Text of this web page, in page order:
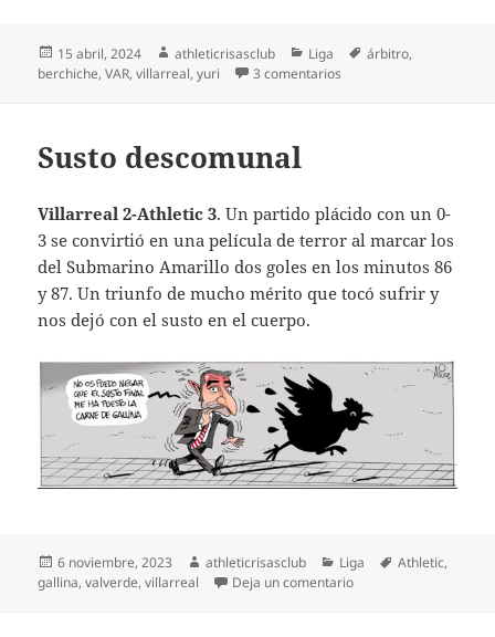
Publicado
el
15 abril, 2024 Autor
athleticrisasclub Categorías
Liga Etiquetas
árbitro,
berchiche,VAR,villarreal,yuri 3 comentarios
Susto descomunal
Villarreal 2-Athletic 3. Un partido plácido con un 0-
3 se convirtió en una película de terror al marcar los
del Submarino Amarillo dos goles en los minutos 86
y 87. Un triunfo de mucho mérito que tocó sufrir y
nos dejó con el susto en el cuerpo.
Publicado
el
6 noviembre, 2023 Autor
athleticrisasclub Categorías
Liga Etiquetas
Athletic,
gallina,valverde,villarreal Deja un comentarioen Susto descomunal